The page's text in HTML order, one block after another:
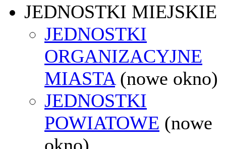
JEDNOSTKI MIEJSKIE
JEDNOSTKI
ORGANIZACYJNE
MIASTA (nowe okno)
JEDNOSTKI
POWIATOWE (nowe